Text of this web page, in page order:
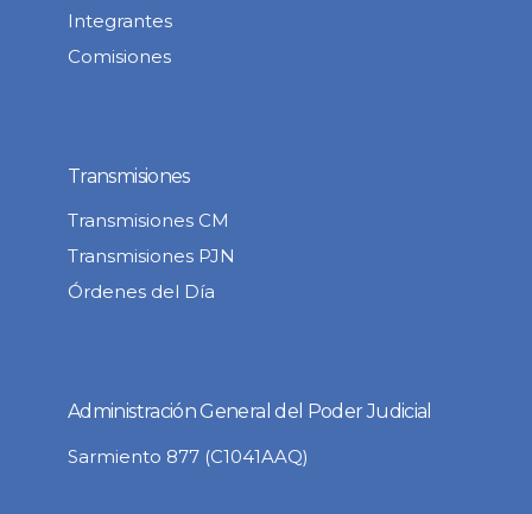
Integrantes
Comisiones
Transmisiones
Transmisiones CM
Transmisiones PJN
Órdenes del Día
Administración General del Poder Judicial
Sarmiento 877 (C1041AAQ)